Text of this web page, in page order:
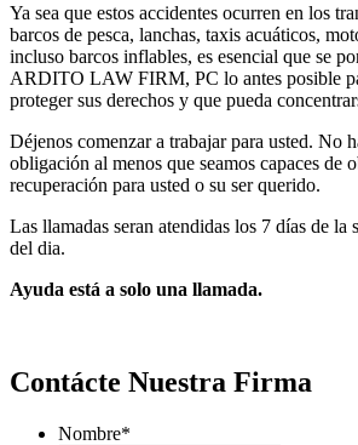
Ya sea que estos accidentes ocurren en los
barcos de pesca, lanchas, taxis acuáticos,
incluso barcos inflables, es esencial que se
ARDITO LAW FIRM, PC lo antes posible
proteger sus derechos y que pueda
Déjenos comenzar a trabajar para usted. No
obligación al menos que seamos capaces de
recuperación para usted o su ser querido.
Las llamadas seran atendidas los 7 días de la
del dia.
Ayuda está a solo una llamada.
Contácte Nuestra Firma
Nombre*